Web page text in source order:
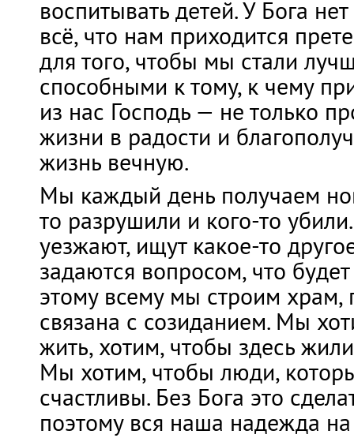
воспитывать детей. У Бога
всё, что нам приходится
для того, чтобы мы стали
способными к тому, к чему
из нас Господь — не только
жизни в радости и
жизнь вечную.
Мы каждый день получаем
то разрушили и кого-то
уезжают, ищут какое-то
задаются вопросом, что
этому всему мы строим храм,
связана с созиданием. Мы
жить, хотим, чтобы здесь
Мы хотим, чтобы люди,
счастливы. Без Бога это
поэтому вся наша надежда на